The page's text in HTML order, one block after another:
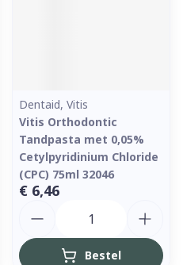
Dentaid, Vitis
Vitis Orthodontic
Tandpasta met 0,05%
Cetylpyridinium Chloride
(CPC) 75ml 32046
€ 6,46
Bestel